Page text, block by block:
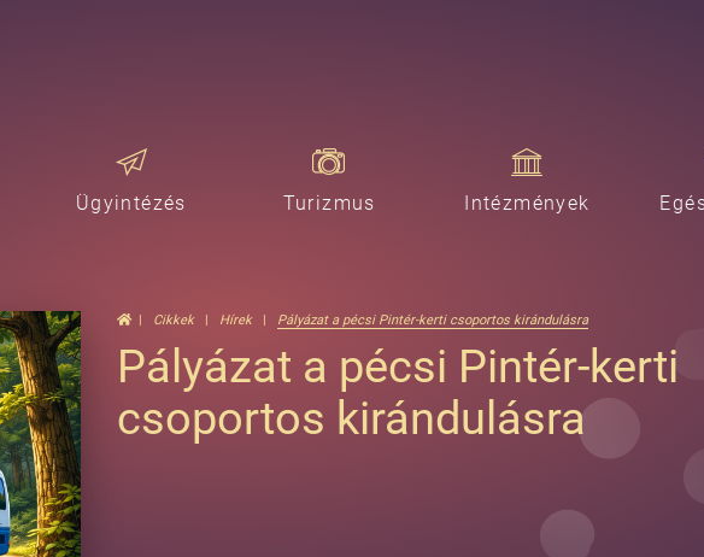
Ügyintézés Turizmus Intézmények
Cikkek Hírek Pályázat a pécsi Pintér-kerti csoportos kirándulásra
Pályázat a pécsi Pintér-kerti
csoportos kirándulásra